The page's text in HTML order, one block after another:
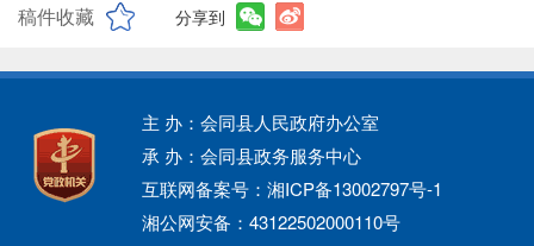
稿件收藏 分享到
主 办：会同县人民政府办公室
承 办：会同县政务服务中心
互联网备案号：湘ICP备13002797号-1
湘公网安备：43122502000110号